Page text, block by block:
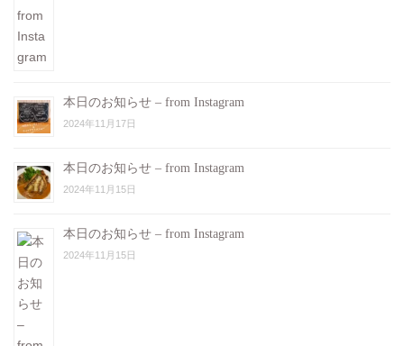
本日のお知らせ – from Instagram
2024年11月17日
本日のお知らせ – from Instagram
2024年11月15日
本日のお知らせ – from Instagram
2024年11月15日